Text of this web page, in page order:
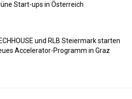
Start-ups in Österreich
und RLB Steiermark starten
Accelerator-Programm in Graz